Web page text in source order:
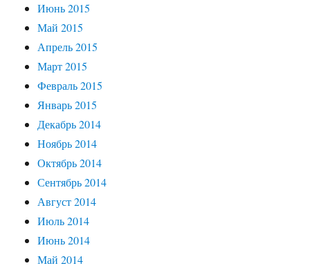
Июнь 2015
Май 2015
Апрель 2015
Март 2015
Февраль 2015
Январь 2015
Декабрь 2014
Ноябрь 2014
Октябрь 2014
Сентябрь 2014
Август 2014
Июль 2014
Июнь 2014
Май 2014